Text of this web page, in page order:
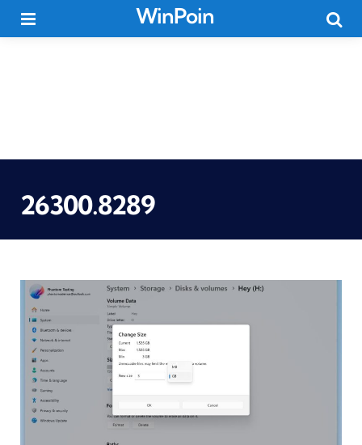
WinPoin
26300.8289